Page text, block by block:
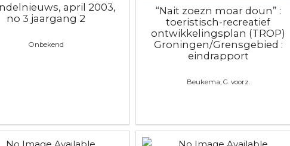
april 2003,
no 3 jaargang 2
Onbekend
“Nait zoezn moar doun” :
toeristisch-recreatief
ontwikkelingsplan (TROP)
Groningen/Grensgebied :
eindrapport
Beukema, G. voorz.